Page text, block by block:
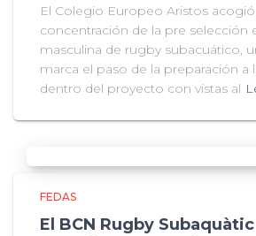
El Colegio Europeo Aristos
concentración de la pre selección
masculina de rugby subacuático,
marca el paso de la preparación
dentro del proyecto con vistas al
FEDAS
El BCN Rugby